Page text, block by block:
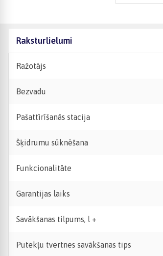
Raksturlielumi
Ražotājs
Bezvadu
Pašattīrīšanās stacija
Šķidrumu sūknēšana
Funkcionalitāte
Garantijas laiks
Savākšanas tilpums, l +
Putekļu tvertnes savākšanas tips